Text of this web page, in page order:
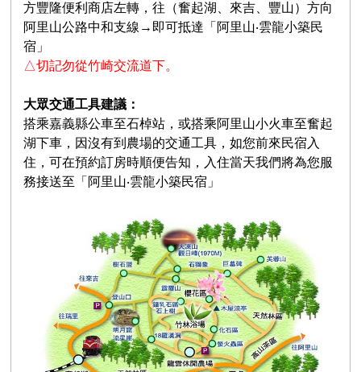
方豐隆便利商店左轉，往（奮起湖、來吉、豐山）方向
阿里山公路中和支線→即可抵達「阿里山‧雲龍小築民
宿」
△切記勿從竹崎交流道下。
大眾交通工具建議：
搭乘嘉義縣公車至石棹站，或搭乘阿里山小火車至奮起
湖下車，因沒有到農場的交通工具，如您前來民宿入
住，可在預約訂房時順便告知，入住當天我們將為您服
務接送至「阿里山‧雲龍小築民宿」